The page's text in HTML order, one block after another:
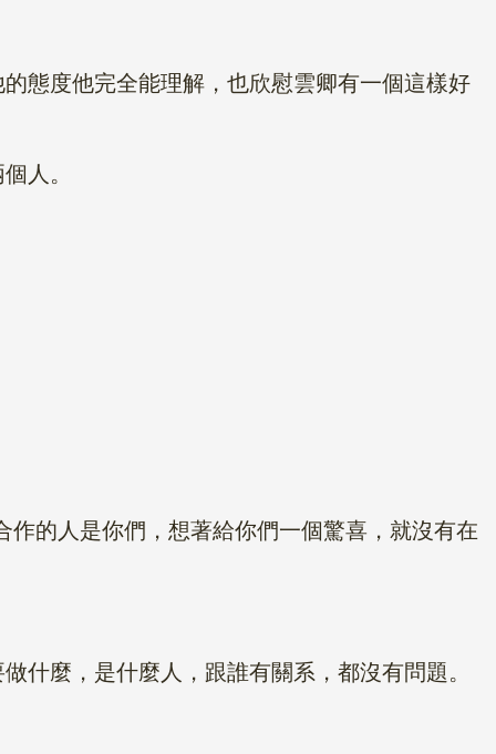
度他完全能理解，也欣慰雲卿有一個這樣好
人。
的人是你們，想著給你們一個驚喜，就沒有在
麼，是什麼人，跟誰有關系，都沒有問題。